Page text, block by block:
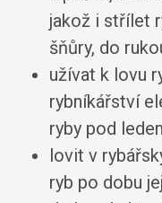
jakož i střílet
šňůry, do
užívat k lovu
rybníkářství
ryby pod
lovit v
ryb po dobu